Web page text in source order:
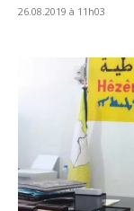
26.08.2019 à 11h03